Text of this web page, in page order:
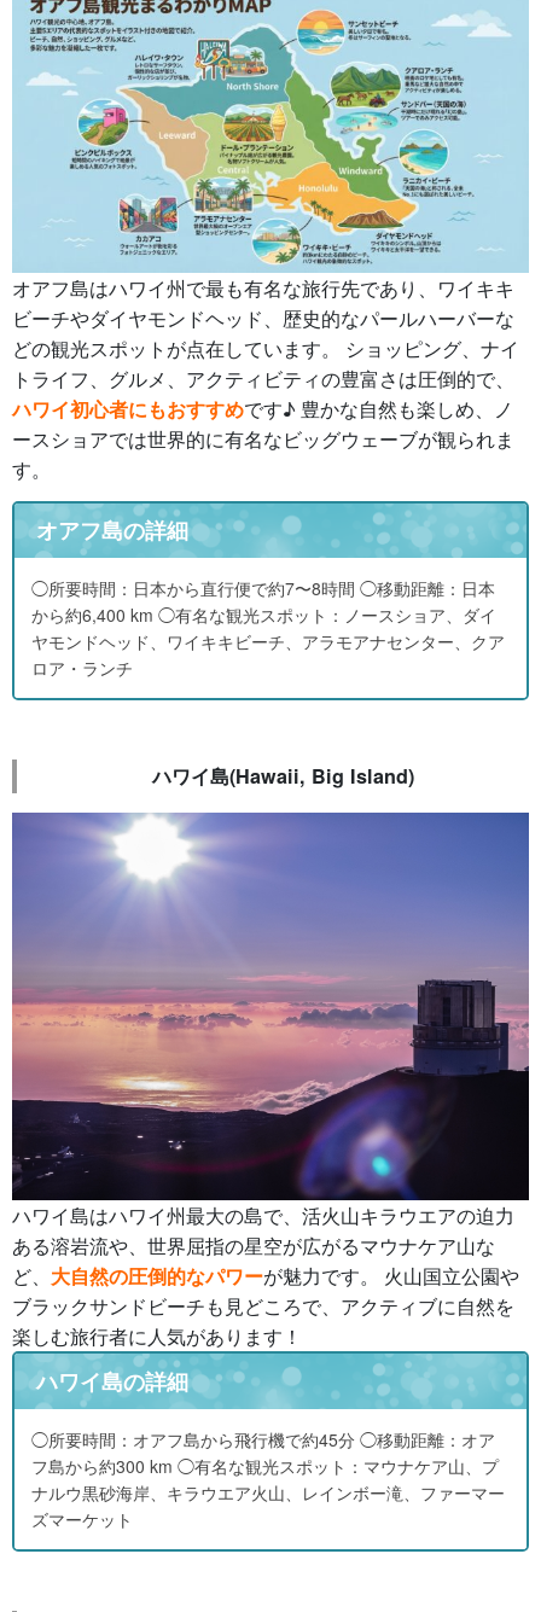
オアフ島はハワイ州で最も有名な旅行先であり、ワイキキ
ビーチやダイヤモンドヘッド、歴史的なパールハーバーな
どの観光スポットが点在しています。 ショッピング、ナイ
トライフ、グルメ、アクティビティの豊富さは圧倒的で、
ハワイ初心者にもおすすめです♪ 豊かな自然も楽しめ、ノ
ースショアでは世界的に有名なビッグウェーブが観られま
す。
オアフ島の詳細
◯所要時間：日本から直行便で約7〜8時間 ◯移動距離：日本
から約6,400 km ◯有名な観光スポット：ノースショア、ダイ
ヤモンドヘッド、ワイキキビーチ、アラモアナセンター、クア
ロア・ランチ
ハワイ島(Hawaii, Big Island)
ハワイ島はハワイ州最大の島で、活火山キラウエアの迫力
ある溶岩流や、世界屈指の星空が広がるマウナケア山な
ど、 大自然の圧倒的なパワーが魅力です。 火山国立公園や
ブラックサンドビーチも見どころで、アクティブに自然を
楽しむ旅行者に人気があります！
ハワイ島の詳細
◯所要時間：オアフ島から飛行機で約45分 ◯移動距離：オア
フ島から約300 km ◯有名な観光スポット：マウナケア山、プ
ナルウ黒砂海岸、キラウエア火山、レインボー滝、ファーマー
ズマーケット